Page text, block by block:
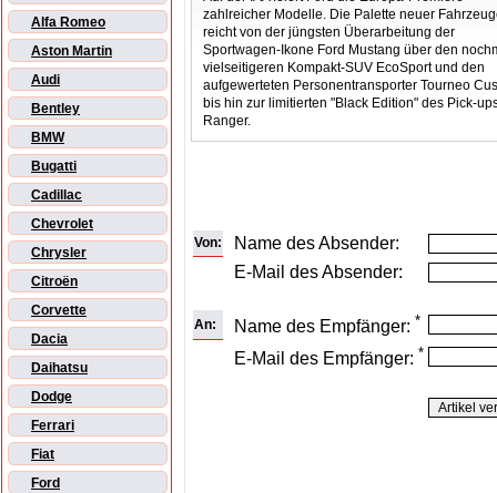
Alfa Romeo
Aston Martin
Audi
Bentley
BMW
Bugatti
Cadillac
Chevrolet
Chrysler
Citroën
Corvette
Dacia
Daihatsu
Dodge
Ferrari
Fiat
Ford
zahlreicher Modelle. Die Palette neuer
reicht von der jüngsten Überarbeitung der
Sportwagen-Ikone Ford Mustang über den
vielseitigeren Kompakt-SUV EcoSport und den
aufgewerteten Personentransporter Tourneo
bis hin zur limitierten "Black Edition" des Pick-
Ranger.
Von:
Name des Absender:
E-Mail des Absender:
An: Name des Empfänger: *
E-Mail des Empfänger: *